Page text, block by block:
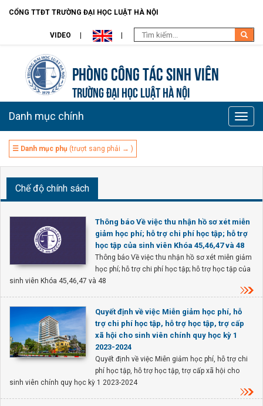
CỔNG TTĐT TRƯỜNG ĐẠI HỌC LUẬT HÀ NỘI
VIDEO
Phòng Công tác sinh viên
TRƯỜNG ĐẠI HỌC LUẬT HÀ NỘI
Toggle
Danh mục chính
☰ Danh mục phụ (trượt sang phải → )
Chế độ chính sách
Thông báo Về việc thu nhận hồ sơ xét miễn
giảm học phí; hỗ trợ chi phí học tập; hỗ trợ
học tập của sinh viên Khóa 45,46,47 và 48
Thông báo Về việc thu nhận hồ sơ xét miễn giảm
học phí; hỗ trợ chi phí học tập; hỗ trợ học tập của
sinh viên Khóa 45,46,47 và 48
Quyết định về việc Miễn giảm học phí, hỗ
trợ chi phí học tập, hỗ trợ học tập, trợ cấp
xã hội cho sinh viên chính quy học kỳ 1
2023-2024
Quyết định về việc Miễn giảm học phí, hỗ trợ chi
phí học tập, hỗ trợ học tập, trợ cấp xã hội cho
sinh viên chính quy học kỳ 1 2023-2024